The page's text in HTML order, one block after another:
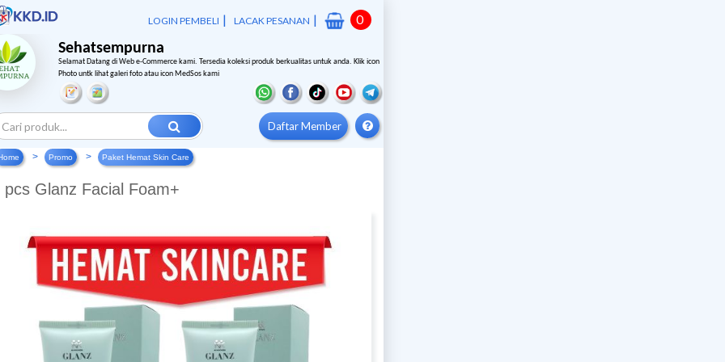
LOGIN PEMBELI | LACAK PESANAN | 0
Sehatsempurna
Selamat Datang di Web e-Commerce kami. Tersedia koleksi produk berkualitas untuk anda. Klik icon
Photo untk lihat galeri foto atau icon MedSos kami
Daftar Member
Promo Paket Hemat Skin Care
pcs Glanz Facial Foam+